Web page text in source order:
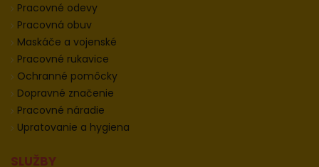
Pracovné odevy
Pracovná obuv
Maskáče a vojenské
Pracovné rukavice
Ochranné pomôcky
Dopravné značenie
Pracovné náradie
Upratovanie a hygiena
SLUŽBY